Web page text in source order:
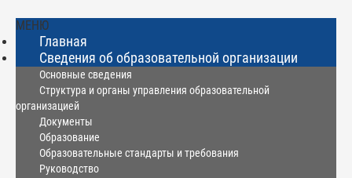
МЕНЮ
Главная
Сведения об образовательной организации
Основные сведения
Структура и органы управления образовательной
организацией
Документы
Образование
Образовательные стандарты и требования
Руководство